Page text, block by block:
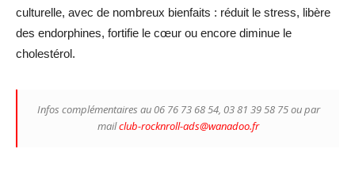
culturelle, avec de nombreux bienfaits : réduit le stress, libère
des endorphines, fortifie le cœur ou encore diminue le
cholestérol.
Infos complémentaires au 06 76 73 68 54, 03 81 39 58 75 ou par
mailclub-rocknroll-ads@wanadoo.fr